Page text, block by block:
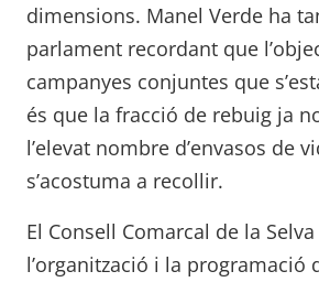
dimensions. Manel Verde ha
parlament recordant que
campanyes conjuntes que
és que la fracció de rebuig ja
l’elevat nombre d’envasos de
s’acostuma a recollir.
El Consell Comarcal de la
l’organització i la programació